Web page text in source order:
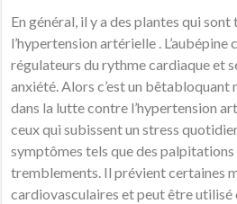
En général, il y a des plantes qui
l’hypertension artérielle . L’aubépine
régulateursdu rythmecardiaqueet
anxiété. Alors c’estun bêtabloquant
dans la luttecontre l’hypertension
ceuxqui subissentun stress
symptômes tels quedes
tremblements. Il prévientcertaines
cardiovasculairesetpeutêtreutilisé